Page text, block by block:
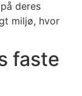
faste